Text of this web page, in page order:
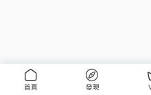
首頁 發現